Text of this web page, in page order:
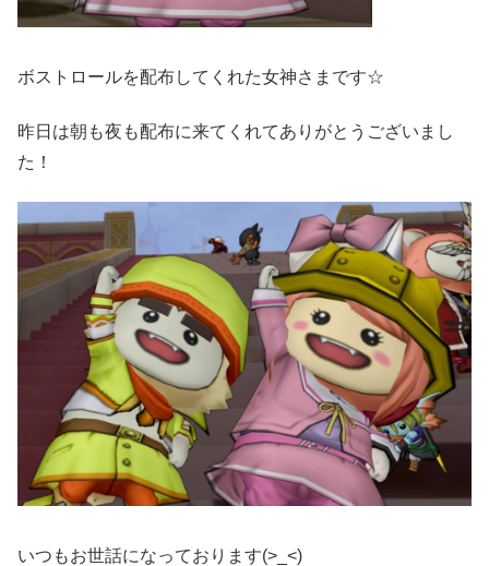
ボストロールを配布してくれた女神さまです☆
昨日は朝も夜も配布に来てくれてありがとうございまし
た！
いつもお世話になっております(>_<)ゞ